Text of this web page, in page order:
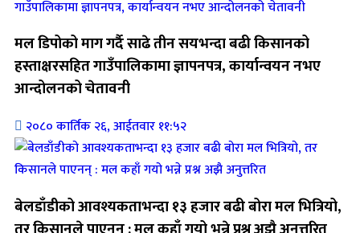
मल डिपोको माग गर्दै साढे तीन सयभन्दा बढी किसानको
हस्ताक्षरसहित गाउँपालिकामा ज्ञापनपत्र, कार्यान्वयन नभए
आन्दोलनको चेतावनी
२०८० कार्तिक २६, आईतवार ११:५२
बेलडाँडीको आवश्यकताभन्दा १३ हजार बढी बोरा मल भित्रियो,